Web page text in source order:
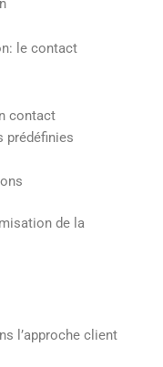
le contact
contact
prédéfinies
de la
l’approche client